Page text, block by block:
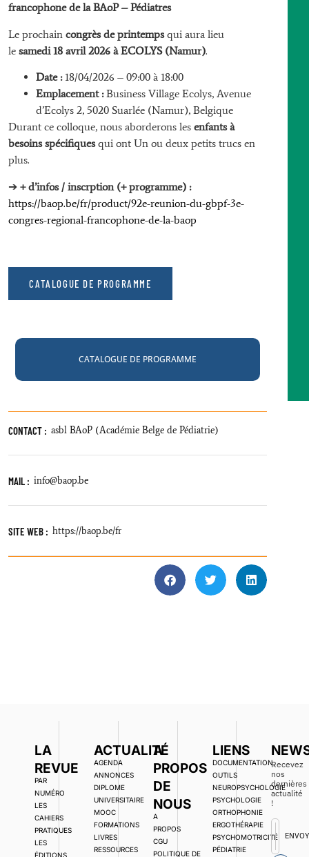
francophone de la BAoP – Pédiatres
Le prochaincongrès de printempsqui aura lieu
lesamedi 18 avril 2026 à ECOLYS (Namur).
Date :18/04/2026 – 09:00 à 18:00
Emplacement :Business Village Ecolys, Avenue
d’Ecolys 2, 5020 Suarlée (Namur), Belgique
Durant ce colloque, nous aborderons lesenfants à
besoins spécifiquesqui ont Un ou deux petits trucs en
plus.
➔+ d’infos / inscrption (+ programme) :
https://baop.be/fr/product/92e-reunion-du-gbpf-3e-
congres-regional-francophone-de-la-baop
CATALOGUE DE PROGRAMME
CATALOGUE DE PROGRAMME
CONTACT : asbl BAoP (Académie Belge de Pédiatrie)
MAIL : info@baop.be
SITE WEB : https://baop.be/fr
LA
REVUE
PAR
NUMÉRO
LES
CAHIERS
PRATIQUES
LES
ÉDITIONS
ACTUALITÉ
AGENDA
ANNONCES
DIPLOME
UNIVERSITAIRE
MOOC
FORMATIONS
LIVRES
RESSOURCES
A
PROPOS
DE
NOUS
A
PROPOS
CGU
POLITIQUE DE
LIENS
DOCUMENTATION,
OUTILS
NEUROPSYCHOLOGIE
PSYCHOLOGIE
ORTHOPHONIE
ERGOTHÉRAPIE
PSYCHOMOTRICITÉ
PÉDIATRIE
Recevez
nos
dernières
actualité
!